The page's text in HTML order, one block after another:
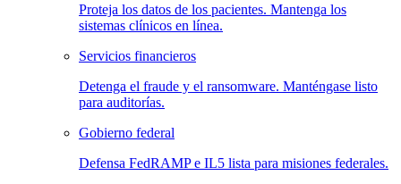
Proteja los datos de los pacientes. Mantenga los
sistemas clínicos en línea.
Servicios financieros
Detenga el fraude y el ransomware. Manténgase listo
para auditorías.
Gobierno federal
Defensa FedRAMP e IL5 lista para misiones federales.